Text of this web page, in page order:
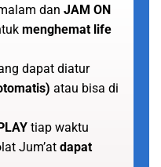
dan JAM ON
menghemat life
dapat diatur
atau bisa di
tiap waktu
Jum’at dapat